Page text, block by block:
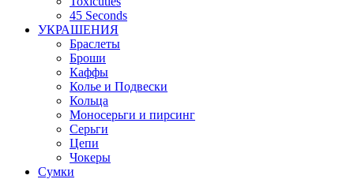
45 Seconds
УКРАШЕНИЯ
Браслеты
Броши
Каффы
Колье и Подвески
Кольца
Моносерьги и пирсинг
Серьги
Цепи
Чокеры
Сумки